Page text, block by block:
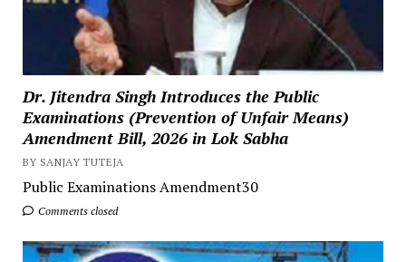
Dr. Jitendra Singh Introduces the Public
Examinations (Prevention of Unfair Means)
Amendment Bill, 2026 in Lok Sabha
BY SANJAY TUTEJA
Public Examinations Amendment30
Comments closed